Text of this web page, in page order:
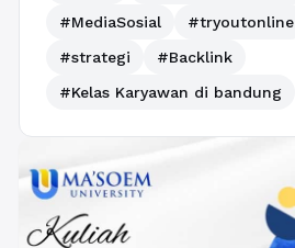
#MediaSosial
#tryoutonline
#strategi
#Backlink
#Kelas Karyawan di bandung